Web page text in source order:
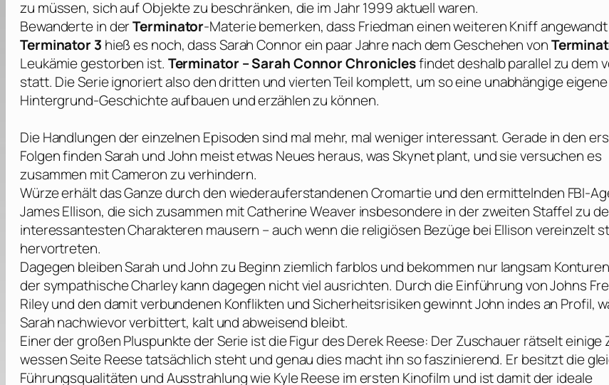
zu müssen, sich auf Objekte zu beschränken, die im Jahr 1999 aktuell waren.
Bewanderte in derTerminator-Materie bemerken, dass Friedmaneinen weiteren Kniff angewandt
Terminator 3 hieß es noch, dass Sarah Connor ein paar Jahre nach dem Geschehen von
Leukämie gestorben ist. Terminator – Sarah Connor Chroniclesfindet deshalb parallel zu dem
statt. Die Serie ignoriert also den dritten und vierten Teil komplett, um so eine unabhängige eigene
Hintergrund-Geschichte aufbauen und erzählen zu können.
Die Handlungen der einzelnen Episoden sind mal mehr, mal weniger interessant. Gerade in den
Folgen finden Sarah und John meist etwas Neues heraus, was Skynet plant, und sie versuchen es
zusammen mit Cameron zu verhindern.
Würze erhält das Ganze durch den wiederauferstandenen Cromartie und den ermittelnden FBI-
James Ellison, die sich zusammen mit Catherine Weaver insbesondere in der zweiten Staffel zu
interessantesten Charakteren mausern – auch wenn die religiösen Bezüge bei Ellison vereinzelt
hervortreten.
Dagegen bleiben Sarah und John zu Beginn ziemlich farblos und bekommen nur langsam
der sympathische Charley kann dagegen nicht viel ausrichten. Durch die Einführung von Johns
Riley und den damit verbundenen Konflikten und Sicherheitsrisiken gewinnt John indes an Profil,
Sarah nachwievor verbittert, kalt und abweisend bleibt.
Einer der großen Pluspunkte der Serie ist die Figur des Derek Reese: Der Zuschauer rätselt einige
wessen Seite Reese tatsächlich steht und genau dies macht ihn so faszinierend. Er besitzt die
Führungsqualitäten und Ausstrahlung wie Kyle Reese im ersten Kinofilm und ist damit der ideale